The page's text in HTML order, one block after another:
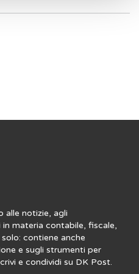
alle notizie, agli
materia contabile, fiscale,
contiene anche
e sugli strumenti per
e condividi su DK Post.